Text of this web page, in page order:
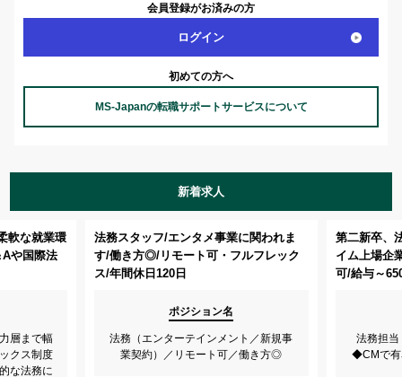
会員登録がお済みの方
ログイン
初めての方へ
MS-Japanの転職サポートサービスについて
新着求人
軟な就業環
や国際法
層まで幅
クス制度
な法務に
法務スタッフ/エンタメ事業に関われま
す/働き方◎/リモート可・フルフレック
ス/年間休日120日
ポジション名
法務（エンターテインメント／新規事
業契約）／リモート可／働き方◎
第二新卒、
イム上場企
可/給与～
法務担当
◆CMで有